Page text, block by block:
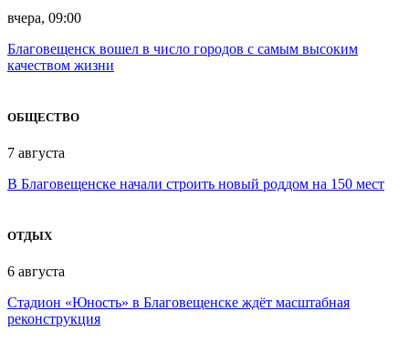
вчера, 09:00
Благовещенск вошел в число городов с самым высоким
качеством жизни
ОБЩЕСТВО
7 августа
В Благовещенске начали строить новый роддом на 150 мест
ОТДЫХ
6 августа
Стадион «Юность» в Благовещенске ждёт масштабная
реконструкция